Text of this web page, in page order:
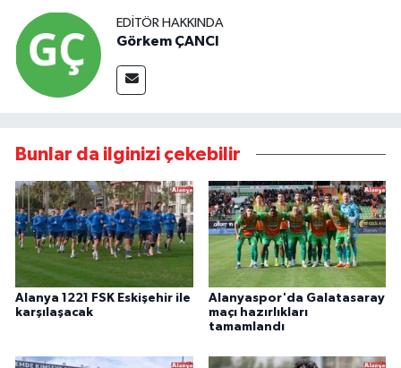
EDITÖR HAKKINDA
Görkem ÇANCI
Bunlar da ilginizi çekebilir
Alanya 1221 FSK Eskişehir ile
karşılaşacak
Alanyaspor'da Galatasaray
maçı hazırlıkları
tamamlandı